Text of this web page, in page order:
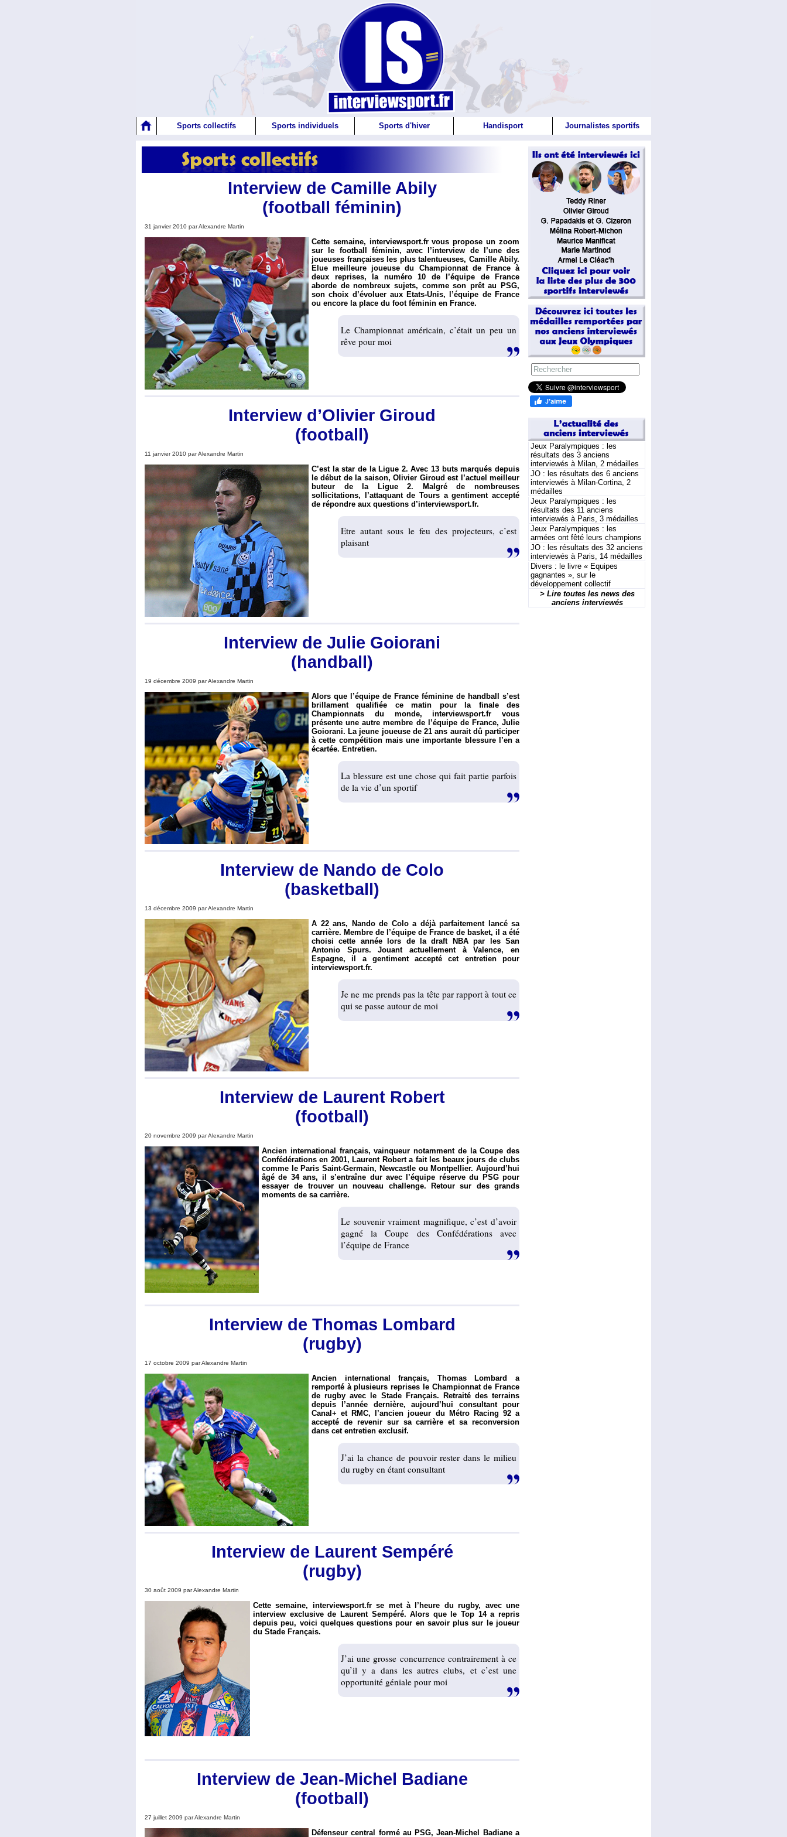
Sports collectifs Sports individuels Sports d'hiver Handisport Journalistes sportifs
Interview de Camille Abily
(football féminin)
31 janvier 2010 par Alexandre Martin
Cette semaine, interviewsport.fr vous propose un zoom
sur le football féminin, avec l’interview de l’une des
joueuses françaises les plus talentueuses, Camille Abily.
Elue meilleure joueuse du Championnat de France à
deux reprises, la numéro 10 de l’équipe de France
aborde de nombreux sujets, comme son prêt au PSG,
son choix d’évoluer aux Etats-Unis, l’équipe de France
ou encore la place du foot féminin en France.
Le Championnat américain, c’était un peu un
rêve pour moi
Interview d’Olivier Giroud
(football)
11 janvier 2010 par Alexandre Martin
C’est la star de la Ligue 2. Avec 13 buts marqués depuis
le début de la saison, Olivier Giroud est l’actuel meilleur
buteur de la Ligue 2. Malgré de nombreuses
sollicitations, l’attaquant de Tours a gentiment accepté
de répondre aux questions d’interviewsport.fr.
Etre autant sous le feu des projecteurs, c’est
plaisant
Interview de Julie Goiorani
(handball)
19 décembre 2009 par Alexandre Martin
Alors que l’équipe de France féminine de handball s’est
brillament qualifiée ce matin pour la finale des
Championnats du monde, interviewsport.fr vous
présente une autre membre de l’équipe de France, Julie
Goiorani. La jeune joueuse de 21 ans aurait dû participer
à cette compétition mais une importante blessure l’en a
écartée. Entretien.
La blessure est une chose qui fait partie parfois
de la vie d’un sportif
Interview de Nando de Colo
(basketball)
13 décembre 2009 par Alexandre Martin
A 22 ans, Nando de Colo a déjà parfaitement lancé sa
carrière. Membre de l’équipe de France de basket, il a été
choisi cette année lors de la draft NBA par les San
Antonio Spurs. Jouant actuellement à Valence, en
Espagne, il a gentiment accepté cet entretien pour
interviewsport.fr.
Je ne me prends pas la tête par rapport à tout ce
qui se passe autour de moi
Interview de Laurent Robert
(football)
20 novembre 2009 par Alexandre Martin
Ancien international français, vainqueur notamment de la Coupe des
Confédérations en 2001, Laurent Robert a fait les beaux jours de clubs
comme le Paris Saint-Germain, Newcastle ou Montpellier. Aujourd’hui
âgé de 34 ans, il s’entraîne dur avec l’équipe réserve du PSG pour
essayer de trouver un nouveau challenge. Retour sur des grands
moments de sa carrière.
Le souvenir vraiment magnifique, c’est d’avoir
gagné la Coupe des Confédérations avec
l’équipe de France
Interview de Thomas Lombard
(rugby)
17 octobre 2009 par Alexandre Martin
Ancien international français, Thomas Lombard a
remporté à plusieurs reprises le Championnat de France
de rugby avec le Stade Français. Retraité des terrains
depuis l’année dernière, aujourd’hui consultant pour
Canal+ et RMC, l’ancien joueur du Métro Racing 92 a
accepté de revenir sur sa carrière et sa reconversion
dans cet entretien exclusif.
J’ai la chance de pouvoir rester dans le milieu
du rugby en étant consultant
Interview de Laurent Sempéré
(rugby)
30 août 2009 par Alexandre Martin
Cette semaine, interviewsport.fr se met à l’heure du rugby, avec une
interview exclusive de Laurent Sempéré. Alors que le Top 14 a repris
depuis peu, voici quelques questions pour en savoir plus sur le joueur
du Stade Français.
J’ai une grosse concurrence contrairement à ce
qu’il y a dans les autres clubs, et c’est une
opportunité géniale pour moi
Interview de Jean-Michel Badiane
(football)
27 juillet 2009 par Alexandre Martin
Défenseur central formé au PSG, Jean-Michel Badiane a
Jeux Paralympiques : les
résultats des 3 anciens
interviewés à Milan, 2 médailles
JO : les résultats des 6 anciens
interviewés à Milan-Cortina, 2
médailles
Jeux Paralympiques : les
résultats des 11 anciens
interviewés à Paris, 3 médailles
Jeux Paralympiques : les
armées ont fêté leurs champions
JO : les résultats des 32 anciens
interviewés à Paris, 14 médailles
Divers : le livre « Equipes
gagnantes », sur le
développement collectif
> Lire toutes les news des
anciens interviewés